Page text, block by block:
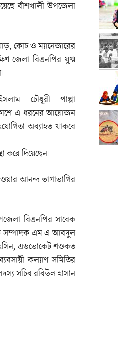
বাঁশখালী উপজেলা
কোচ ও ম্যানেজারের
জেলা বিএনপির যুগ্ম
চৌধুরী পাপ্পা
এ ধরনের আয়োজন
অব্যাহত থাকবে
করে দিয়েছেন।
আনন্দ ভাগাভাগির
বিএনপির সাবেক
সম্পাদক এম এ আবদুল
এডভোকেট শওকত
কল্যাণ সমিতির
সচিব রবিউল হাসান